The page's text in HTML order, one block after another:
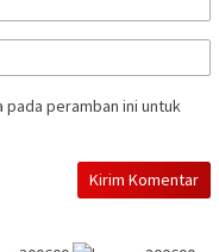
pada peramban ini untuk